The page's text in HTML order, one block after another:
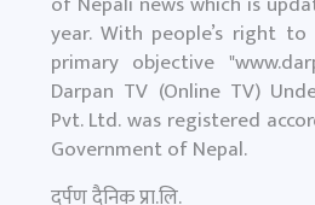
year. With people’s right
primary objective "
Darpan TV (Online TV)
Pvt. Ltd. was registered
Government of Nepal.
दर्पण दैनिक प्रा.लि.